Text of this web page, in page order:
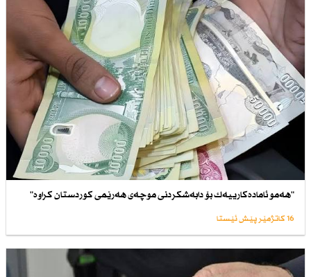
"هەمو ئامادەكارییەك بۆ دابەشكردنی موچەی هەرێمی كوردستان كراوە"
16 کاتژمێر پێش ئێستا